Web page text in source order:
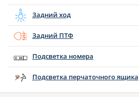
Задний ход
Задний ПТФ
Подсветка номера
Подсветка перчаточного ящика